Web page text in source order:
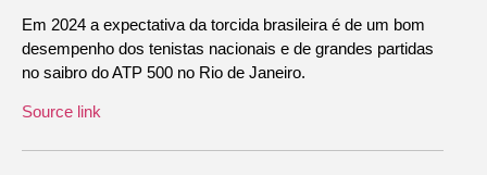
Em 2024 a expectativa da torcida brasileira é de um bom
desempenho dos tenistas nacionais e de grandes partidas
no saibro do ATP 500 no Rio de Janeiro.
Source link